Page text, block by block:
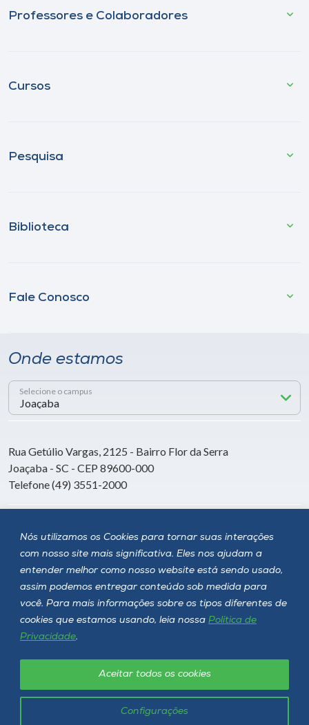
Nós utilizamos os Cookies para tornar suas interações
com nosso site mais significativa. Eles nos ajudam a
entender melhor como nosso website está sendo usado,
assim podemos entregar conteúdo sob medida para
você. Para mais informações sobre os tipos diferentes de
cookies que estamos usando, leia nossa Política de
Privacidade.
Configurações
Aceitar todos os cookies
Professores e Colaboradores
Cursos
Pesquisa
Biblioteca
Fale Conosco
Onde estamos
Selecione o campus
Rua Getúlio Vargas, 2125 - Bairro Flor da Serra
Joaçaba - SC - CEP 89600-000
Telefone (49) 3551-2000
Siga a Unoesc
Unoesc © 2026 - Todos os direitos reservados
Política de privacidade LGPD